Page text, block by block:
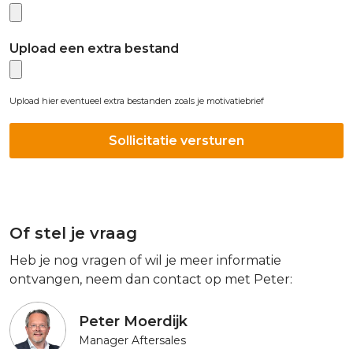
Upload een extra bestand
Upload hier eventueel extra bestanden zoals je motivatiebrief
Of stel je vraag
Heb je nog vragen of wil je meer informatie
ontvangen, neem dan contact op met Peter:
Peter Moerdijk
Manager Aftersales